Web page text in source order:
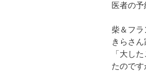
医者の
柴＆フ
きらさ
「大し
たのです